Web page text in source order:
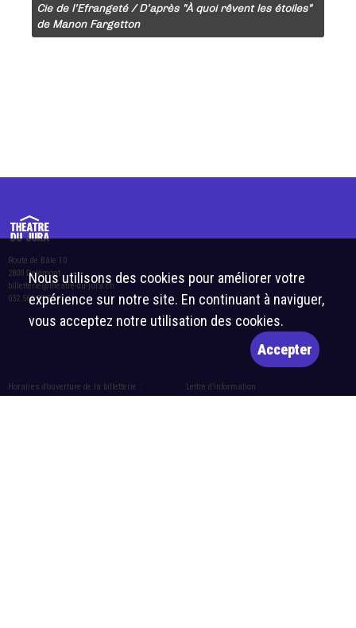
Cie de l’Efrangeté / D’après "À quoi rêvent les étoiles"
de Manon Fargetton
Route de Bâle 10
2800 Delémont
billetterie@theatre-du-jura.ch
032 566 55 55
Horaires d’ouverture de la billetterie :
Lettre d’information
Nous utilisons des cookies pour améliorer votre
expérience sur notre site. En continuant à naviguer,
vous acceptez notre utilisation des cookies.
Accepter